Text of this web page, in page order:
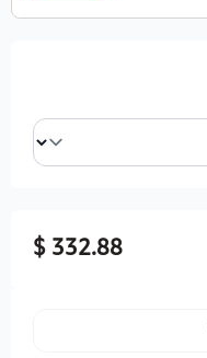
332.88 $